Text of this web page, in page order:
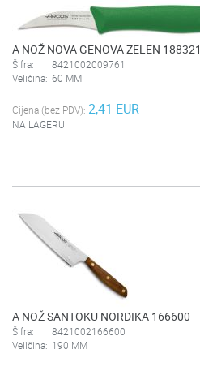
A NOŽ NOVA GENOVA ZELEN 188321
Šifra:
8421002009761
Veličina: 60 MM
Cijena (bez PDV): 2,41 EUR
NA LAGERU
A NOŽ SANTOKU NORDIKA 166600
Šifra:
8421002166600
Veličina: 190 MM